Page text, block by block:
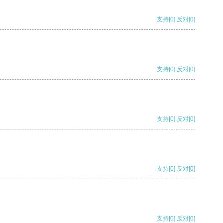
支持[0] 反对[0]
支持[0] 反对[0]
支持[0] 反对[0]
支持[0] 反对[0]
支持[0] 反对[0]